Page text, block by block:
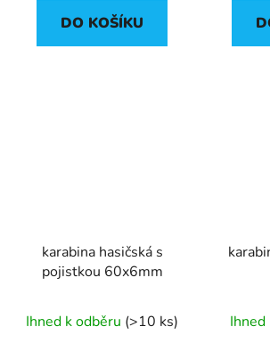
DO KOŠÍKU
karabina hasičská s
pojistkou 60x6mm
Ihned k odběru (>10 ks) Ihned